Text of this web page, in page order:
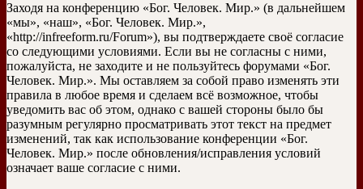
Заходя на конференцию «Бог. Человек. Мир.» (в дальнейшем
«мы», «наш», «Бог. Человек. Мир.»,
«http://infreeform.ru/Forum»), вы подтверждаете своё согласие
со следующими условиями. Если вы не согласны с ними,
пожалуйста, не заходите и не пользуйтесь форумами «Бог.
Человек. Мир.». Мы оставляем за собой право изменять эти
правила в любое время и сделаем всё возможное, чтобы
уведомить вас об этом, однако с вашей стороны было бы
разумным регулярно просматривать этот текст на предмет
изменений, так как использование конференции «Бог.
Человек. Мир.» после обновления/исправления условий
означает ваше согласие с ними.